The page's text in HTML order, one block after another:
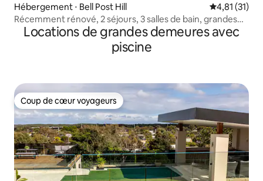
Hébergement ⋅ Bell Post Hill Évaluation
4,81 (31)
Récemment rénové, 2 séjours, 3 salles de bain, grandes
terrasses, barbecue, animaux de compagnie
Locations de grandes demeures avec
piscine
Coup de cœur voyageurs
Coup de cœur voyageurs